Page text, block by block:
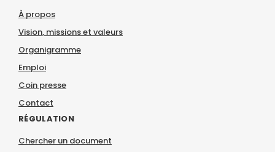
À propos
Vision, missions et valeurs
Organigramme
Emploi
Coin presse
Contact
RÉGULATION
Chercher un document